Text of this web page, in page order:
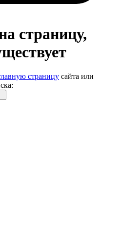
страницу,
страницу сайта или